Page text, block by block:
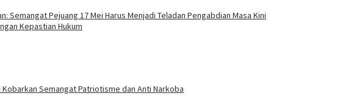
Semangat Pejuang 17 Mei Harus Menjadi Teladan Pengabdian Masa Kini
Kepastian Hukum
Kobarkan Semangat Patriotisme dan Anti Narkoba